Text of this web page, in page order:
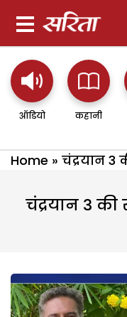
ऑडियो कहानी
Home » चंद्रयान 3
चंद्रयान 3